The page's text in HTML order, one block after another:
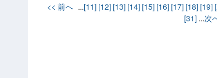
<< 前へ ...[11] [12] [13] [14] [15] [16] [17] [18] [19]
[31] ...次